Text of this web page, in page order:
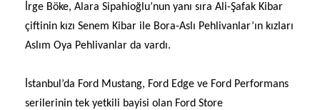
İrge Böke, Alara Sipahioğlu’nun yanı sıra Ali-Şafak Kibar
çiftinin kızı Senem Kibar ile Bora-Aslı Pehlivanlar’ın kızları
Aslım Oya Pehlivanlar da vardı.
İstanbul’da Ford Mustang, Ford Edge ve Ford Performans
serilerinin tek yetkili bayisi olan Ford Store